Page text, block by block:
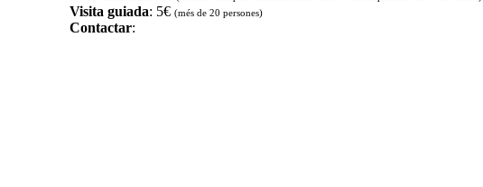
Visita guiada: 5€ (més de 20 persones)
Contactar: